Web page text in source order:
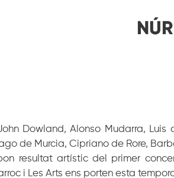
Dowland, Alonso Mudarra,
de Murcia, Cipriano de Rore,
resultat artístic del primer
i Les Arts ens porten esta